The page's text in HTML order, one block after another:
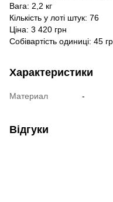
Вага: 2,2 кг
Кількість у лоті штук: 76
Ціна: 3 420 грн
Собівартість одиниці: 45
Характеристики
Материал -
Відгуки